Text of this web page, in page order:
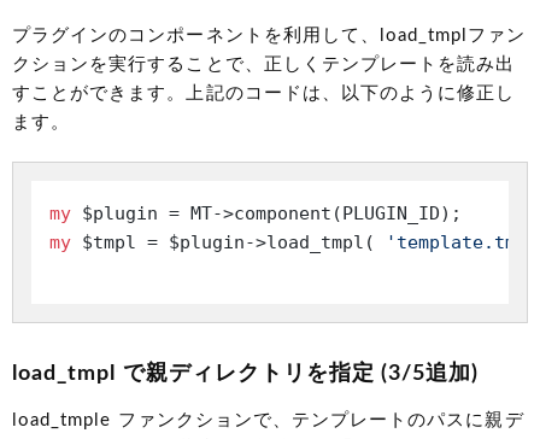
プラグインのコンポーネントを利用して、load_tmplファン
クションを実行することで、正しくテンプレートを読み出
すことができます。上記のコードは、以下のように修正し
ます。
my
my $tmpl = $plugin->load_tmpl(
load_tmpl で親ディレクトリを指定 (3/5追加)
load_tmple ファンクションで、テンプレートのパスに親デ